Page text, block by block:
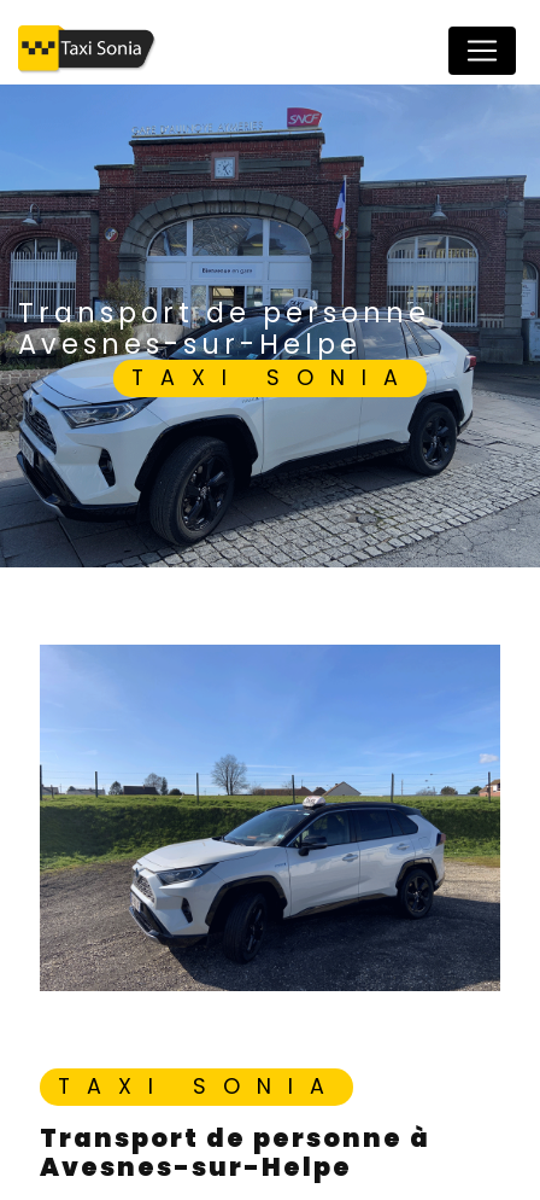
transport de personne
Avesnes-sur-Helpe
TAXI SONIA
TAXI SONIA
transport de personne à
Avesnes-sur-Helpe